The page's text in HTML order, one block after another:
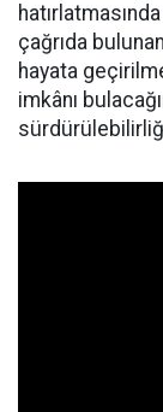
çağrıda
hayata
imkânı